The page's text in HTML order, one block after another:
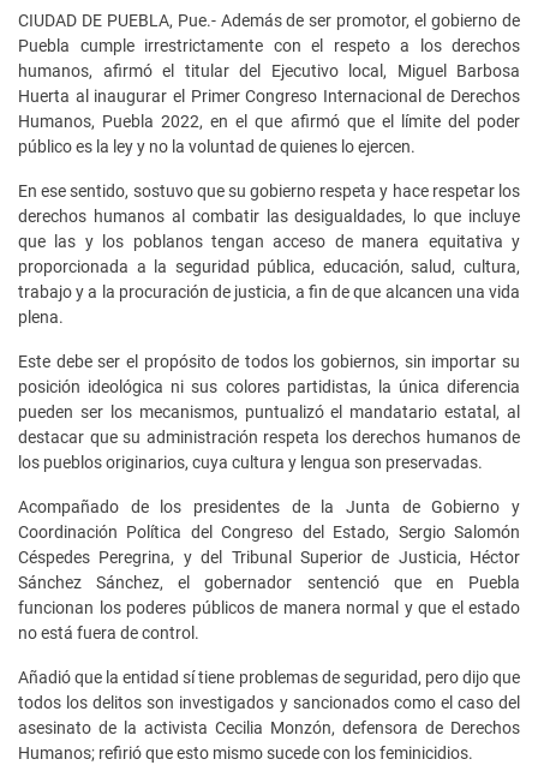
CIUDAD DE PUEBLA, Pue.- Además de ser promotor, el gobierno de
Puebla cumple irrestrictamente con el respeto a los derechos
humanos, afirmó el titular del Ejecutivo local, Miguel Barbosa
Huerta al inaugurar el Primer Congreso Internacional de Derechos
Humanos, Puebla 2022, en el que afirmó que el límite del poder
público es la ley y no la voluntad de quienes lo ejercen.
En ese sentido, sostuvo que su gobierno respeta y hace respetar los
derechos humanos al combatir las desigualdades, lo que incluye
que las y los poblanos tengan acceso de manera equitativa y
proporcionada a la seguridad pública, educación, salud, cultura,
trabajo y a la procuración de justicia, a fin de que alcancen una vida
plena.
Este debe ser el propósito de todos los gobiernos, sin importar su
posición ideológica ni sus colores partidistas, la única diferencia
pueden ser los mecanismos, puntualizó el mandatario estatal, al
destacar que su administración respeta los derechos humanos de
los pueblos originarios, cuya cultura y lengua son preservadas.
Acompañado de los presidentes de la Junta de Gobierno y
Coordinación Política del Congreso del Estado, Sergio Salomón
Céspedes Peregrina, y del Tribunal Superior de Justicia, Héctor
Sánchez Sánchez, el gobernador sentenció que en Puebla
funcionan los poderes públicos de manera normal y que el estado
no está fuera de control.
Añadió que la entidad sí tiene problemas de seguridad, pero dijo que
todos los delitos son investigados y sancionados como el caso del
asesinato de la activista Cecilia Monzón, defensora de Derechos
Humanos; refirió que esto mismo sucede con los feminicidios.